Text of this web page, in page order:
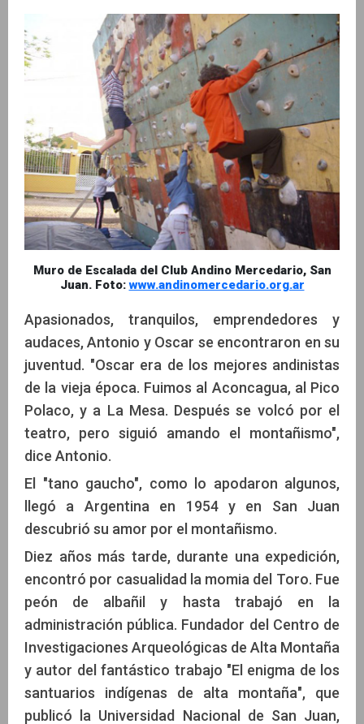
Muro de Escalada del Club Andino Mercedario, San
Juan. Foto:www.andinomercedario.org.ar
Apasionados, tranquilos, emprendedores y
audaces, Antonio y Oscar se encontraron en su
juventud. "Oscar era de los mejores andinistas
de la vieja época. Fuimos al Aconcagua, al Pico
Polaco, y a La Mesa. Después se volcó por el
teatro, pero siguió amando el montañismo",
dice Antonio.
El "tano gaucho", como lo apodaron algunos,
llegó a Argentina en 1954 y en San Juan
descubrió su amor por el montañismo.
Diez años más tarde, durante una expedición,
encontró por casualidad la momia del Toro. Fue
peón de albañil y hasta trabajó en la
administración pública. Fundador del Centro de
Investigaciones Arqueológicas de Alta Montaña
y autor del fantástico trabajo "El enigma de los
santuarios indígenas de alta montaña", que
publicó la Universidad Nacional de San Juan,